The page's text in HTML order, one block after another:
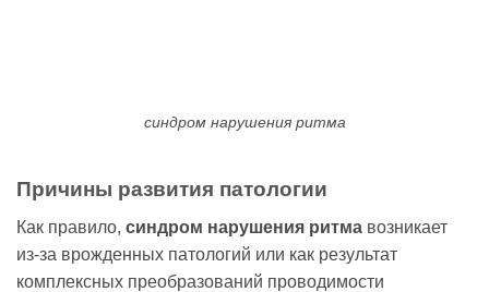
синдром нарушения ритма
Причины развития патологии
Как правило, синдром нарушения ритма возникает
из-за врожденных патологий или как результат
комплексных преобразований проводимости